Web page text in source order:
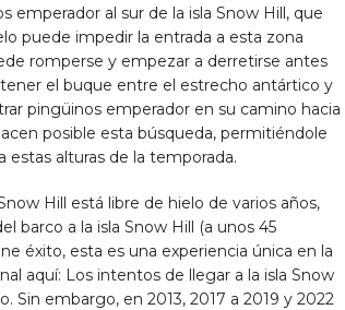
emperador al sur de la isla Snow Hill, que
puede impedir la entrada a esta zona
romperse y empezar a derretirse antes
el buque entre el estrecho antártico y
pingüinos emperador en su camino hacia
posible esta búsqueda, permitiéndole
estas alturas de la temporada.
Hill está libre de hielo de varios años,
barco a la isla Snow Hill (a unos 45
éxito, esta es una experiencia única en la
aquí: Los intentos de llegar a la isla Snow
Sin embargo, en 2013, 2017 a 2019 y 2022